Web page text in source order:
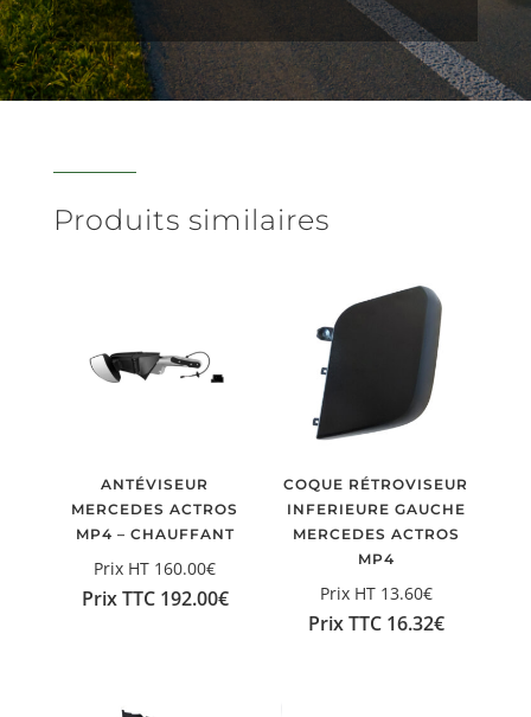
Produits similaires
ANTÉVISEUR
MERCEDES ACTROS
MP4 – CHAUFFANT
Prix HT 160.00€
Prix TTC 192.00€
COQUE RÉTROVISEUR
INFERIEURE GAUCHE
MERCEDES ACTROS
MP4
Prix HT 13.60€
Prix TTC 16.32€